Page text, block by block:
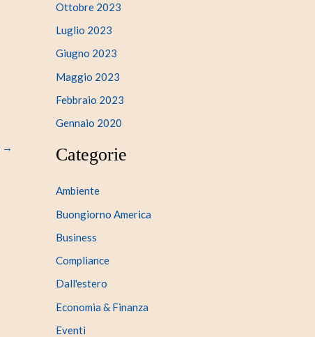
→
Ottobre 2023
Luglio 2023
Giugno 2023
Maggio 2023
Febbraio 2023
Gennaio 2020
Categorie
Ambiente
Buongiorno America
Business
Compliance
Dall'estero
Economia & Finanza
Eventi